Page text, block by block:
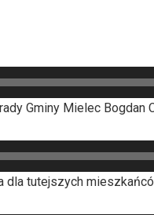
Gminy Mielec Bogdan
dla tutejszych